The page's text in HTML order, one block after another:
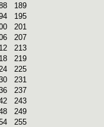
189
195
201
207
213
219
225
231
237
243
249
255